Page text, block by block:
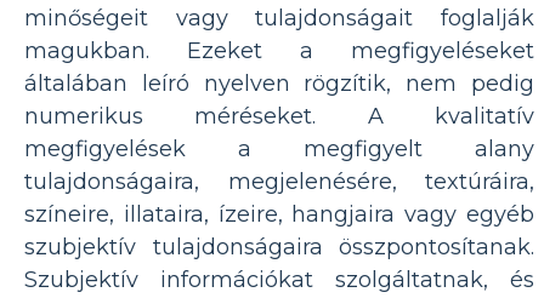
minőségeit vagy tulajdonságait foglalják
magukban. Ezeket a megfigyeléseket
általában leíró nyelven rögzítik, nem pedig
numerikus méréseket. A kvalitatív
megfigyelések a megfigyelt alany
tulajdonságaira, megjelenésére, textúráira,
színeire, illataira, ízeire, hangjaira vagy egyéb
szubjektív tulajdonságaira összpontosítanak.
Szubjektív információkat szolgáltatnak, és